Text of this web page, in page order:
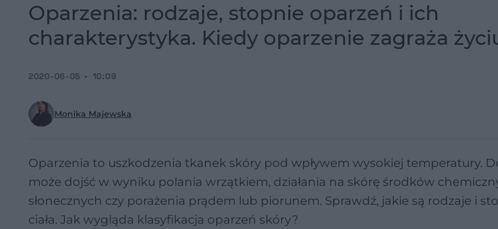
Oparzenia: rodzaje, stopnie oparzeń i ich
charakterystyka. Kiedy oparzenie zagraża
Monika Majewska
2020-06-05 10:09
Oparzenia to uszkodzenia tkanek skóry pod wpływem wysokiej temperatury.
może dojść w wyniku polania wrzątkiem, działania na skórę środków
słonecznych czy porażenia prądem lub piorunem. Sprawdź, jakie są rodzaje i
ciała. Jak wygląda klasyfikacja oparzeń skóry?